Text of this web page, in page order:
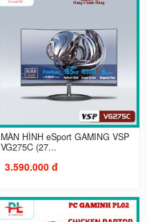
MÀN HÌNH eSport GAMING VSP
VG275C (27...
3.590.000 đ